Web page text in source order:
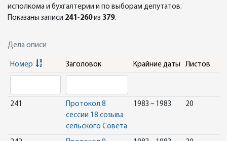
исполкома и бухгалтерии и по выборам депутатов.
Показаны записи 241-260из 379.
Дела описи
Номер Заголовок Крайние даты Листов
241
Протокол 8
сессии 18 созыва
сельского Совета
1983 – 1983 20